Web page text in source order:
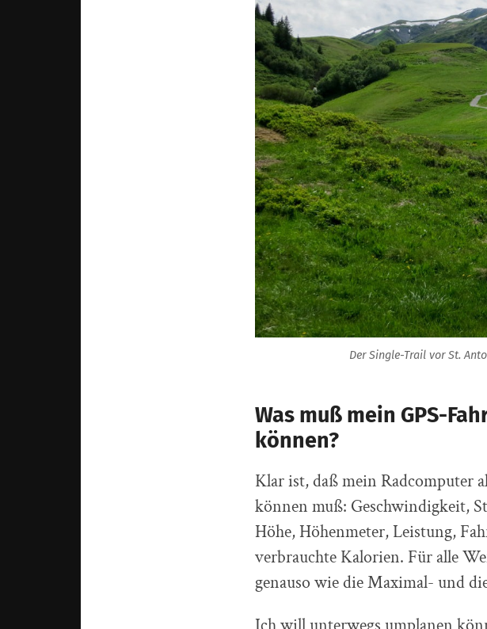
Der Single-Trail vor St.
Was muß mein GPS-
können?
Klar ist, daß mein Radcomputer
können muß: Geschwindigkeit,
Höhe, Höhenmeter, Leistung,
verbrauchte Kalorien. Für alle
genauso wie die Maximal- und